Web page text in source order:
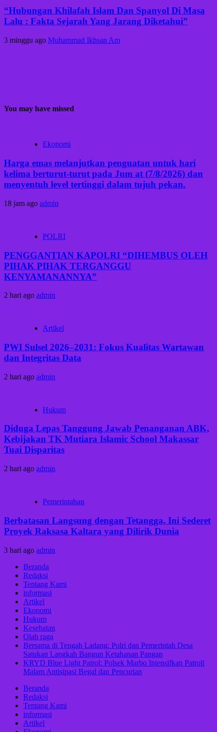
“Hubungan Khilafah Islam Dan Spanyol Di Masa
Lalu : Fakta Sejarah Yang Jarang Diketahui”
3 minggu ago Muhammad Ikhsan Am
You may have missed
Ekonomi
Harga emas melanjutkan penguatan untuk hari
kelima berturut-turut pada Jum at (7/8/2026) dan
menyentuh level tertinggi dalam tujuh pekan.
18 jam ago admin
POLRI
PENGGANTIAN KAPOLRI “DIHEMBUS OLEH
PIHAK PIHAK TERGANGGU
KENYAMANANNYA”
2 hari ago admin
Artikel
PWI Sulsel 2026–2031: Fokus Kualitas Wartawan
dan Integritas Data
2 hari ago admin
Hukum
Diduga Lepas Tanggung Jawab Penanganan ABK,
Kebijakan TK Mutiara Islamic School Makassar
Tuai Disparitas
2 hari ago admin
Pemerintahan
Berbatasan Langsung dengan Tetangga, Ini Sederet
Proyek Raksasa Kaltara yang Dilirik Dunia
3 hari ago admin
Beranda
Redaksi
Tentang Kami
informasi
Artikel
Ekonomi
Hukum
Kesehatan
Olah raga
Bersama di Tengah Ladang: Polri dan Pemerintah Desa
Satukan Langkah Bangun Ketahanan Pangan
KRYD Blue Light Patrol: Polsek Marbo Intensifkan Patroli
Malam Antisipasi Begal dan Pencurian
Beranda
Redaksi
Tentang Kami
informasi
Artikel